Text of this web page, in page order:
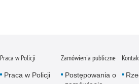
Praca w Policji
Praca w Policji
Zamówienia publiczne
Postępowania o